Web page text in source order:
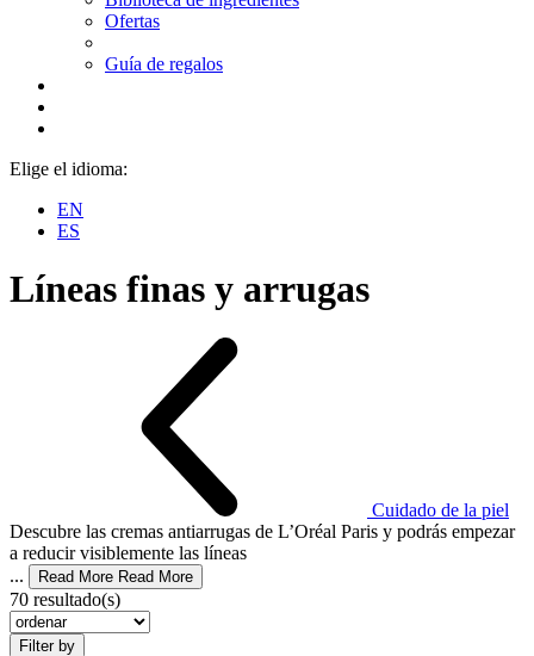
Ofertas
Guía de regalos
Elige el idioma:
EN
ES
Líneas finas y arrugas
Cuidado de la piel
Descubre las cremas antiarrugas de L’Oréal Paris y podrás empezar
a reducir visiblemente las líneas
...
Read More Read More
70 resultado(s)
Filter by